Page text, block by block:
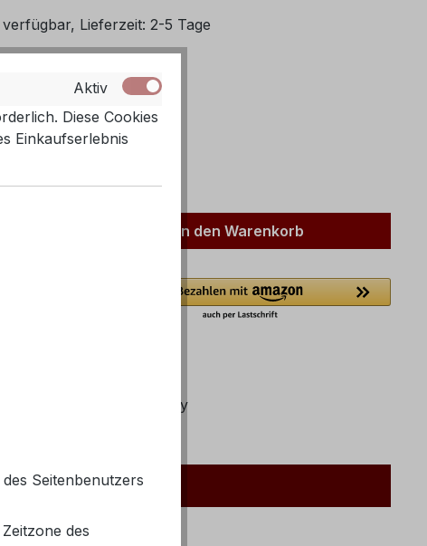
Lieferzeit: 2-5 Tage
PINK
Anzahl: Gib den gewünschten Wert
In den Warenkorb
Flipi Bandage Teddy
Aktiv
Diese Cookies
Einkaufserlebnis
Seitenbenutzers
des